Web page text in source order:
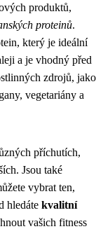
produktů,
proteinů.
který je ideální
a je vhodný před
zdrojů, jako
vegetariány a
příchutích,
Jsou také
vybrat ten,
hledáte kvalitní
vašich fitness